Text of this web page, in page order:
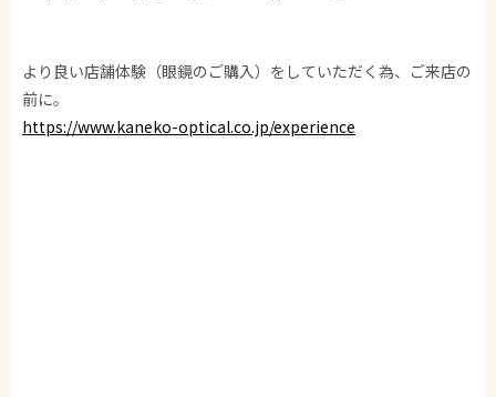
より良い店舗体験（眼鏡のご購入）をしていただく為、ご来店の
前に。
https://www.kaneko-optical.co.jp/experience